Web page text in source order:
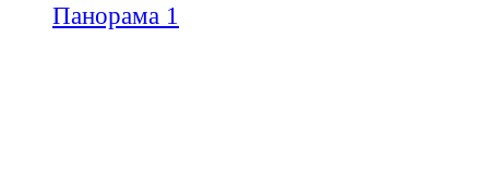
Панорама 1